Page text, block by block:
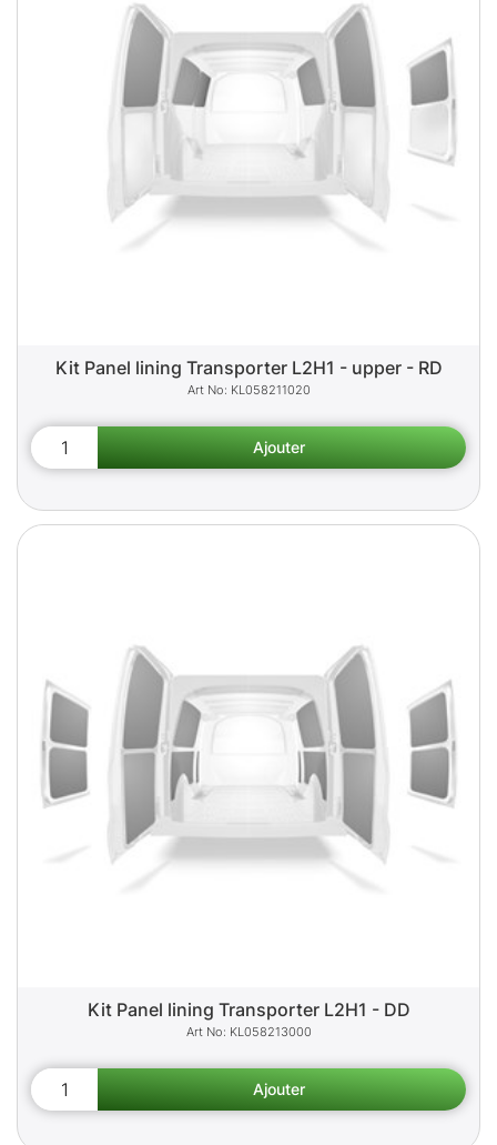
Kit Panel lining Transporter L2H1 - upper - RD
KL058211020
Kit Panel lining Transporter L2H1 - DD
KL058213000